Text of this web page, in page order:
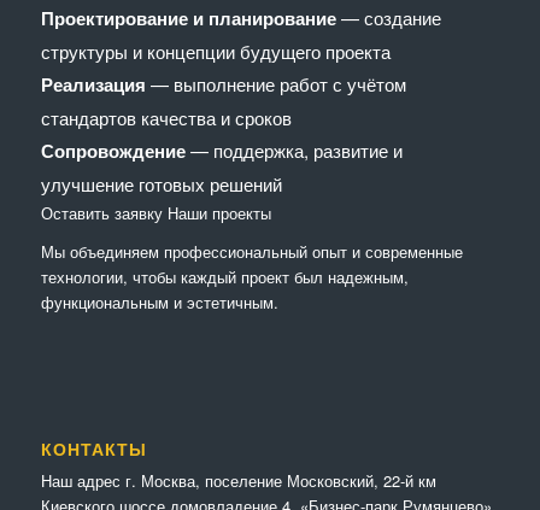
Проектирование и планирование— создание
структуры и концепции будущего проекта
Реализация — выполнение работ с учётом
стандартов качества и сроков
Сопровождение— поддержка, развитие и
улучшение готовых решений
Оставить заявку Наши проекты
Мы объединяем профессиональный опыт и современные
технологии, чтобы каждый проект был надежным,
функциональным и эстетичным.
КОНТАКТЫ
Наш адрес г. Москва, поселение Московский, 22-й км
Киевского шоссе домовладение 4, «Бизнес-парк Румянцево».